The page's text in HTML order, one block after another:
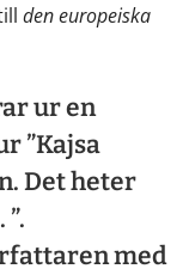
deneuropeiska
ur en
”Kajsa
Det heter
med